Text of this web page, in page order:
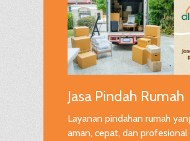
Jasa Pindah Rumah
Layanan pindahan rumah
aman, cepat, dan profesional